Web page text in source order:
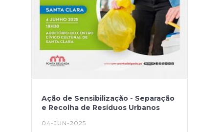
Ação de Sensibilização - Separação
e Recolha de Resíduos Urbanos
04-JUN-2025